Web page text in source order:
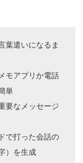
葉遣いになるま
モアプリか電話
単
要なメッセージ
で打った会話の
）を生成